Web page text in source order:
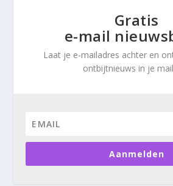
Gratis
e-mail
Laat je e-mailadres achter en
ontbijtnieuws in je
Aanmelden